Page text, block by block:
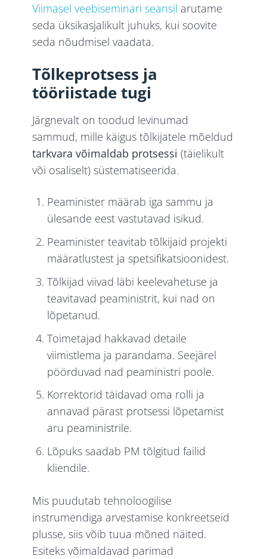
Viimasel veebiseminari seansil arutame
seda üksikasjalikult juhuks, kui soovite
seda nõudmisel vaadata.
Tõlkeprotsess ja
tööriistade tugi
Järgnevalt on toodud levinumad
sammud, mille käigus tõlkijatele mõeldud
tarkvara võimaldab protsessi (täielikult
või osaliselt) süstematiseerida.
Peaminister määrab iga sammu ja
ülesande eest vastutavad isikud.
Peaminister teavitab tõlkijaid projekti
määratlustest ja spetsifikatsioonidest.
Tõlkijad viivad läbi keelevahetuse ja
teavitavad peaministrit, kui nad on
lõpetanud.
Toimetajad hakkavad detaile
viimistlema ja parandama. Seejärel
pöörduvad nad peaministri poole.
Korrektorid täidavad oma rolli ja
annavad pärast protsessi lõpetamist
aru peaministrile.
Lõpuks saadab PM tõlgitud failid
kliendile.
Mis puudutab tehnoloogilise
instrumendiga arvestamise konkreetseid
plusse, siis võib tuua mõned näited.
Esiteks võimaldavad parimad